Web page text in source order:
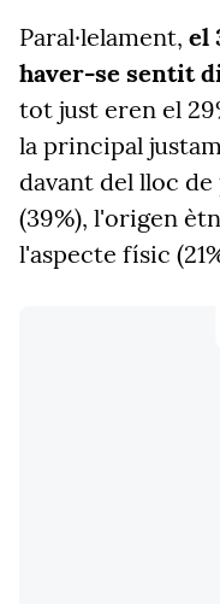
Paral·lelament, el
haver-se sentit
tot just eren el
la principal
davant del lloc
(39%), l'origen
l'aspecte físic